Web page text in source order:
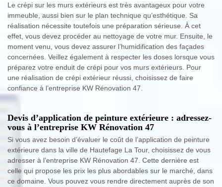
Le crépi sur les murs extérieurs est très avantageux pour votre
immeuble, aussi bien sur le plan technique qu’esthétique. Sa
réalisation nécessite toutefois une préparation sérieuse. À cet
effet, vous devez procéder au nettoyage de votre mur. Ensuite, le
moment venu, vous devez assurer l’humidification des façades
concernées. Veillez également à respecter les doses lorsque vous
préparez votre enduit de crépi pour vos murs extérieurs. Pour
une réalisation de crépi extérieur réussi, choisissez de faire
confiance à l’entreprise KW Rénovation 47.
Devis d’application de peinture extérieure : adressez-
vous à l’entreprise KW Rénovation 47
Si vous avez besoin d’évaluer le coût de l’application de peinture
extérieure dans la ville de Hautefage La Tour, choisissez de vous
adresser à l’entreprise KW Rénovation 47. Cette dernière est
celle qui propose les prix les plus abordables sur le marché, dans
ce domaine. Vous pouvez vous rendre directement auprès de son